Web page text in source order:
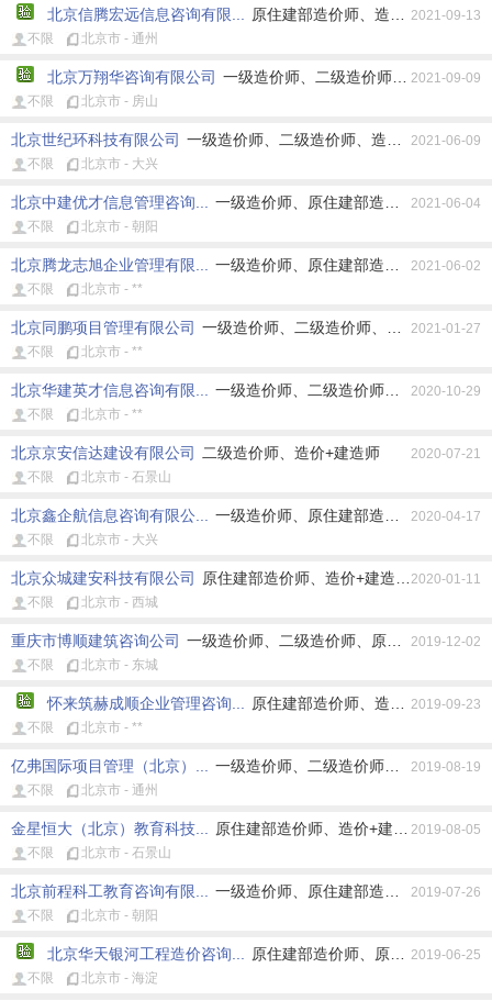
北京信腾宏远信息咨询有限... 原住建部造价师、造价+建造师
2021-09-13
不限
北京市 - 通州
北京万翔华咨询有限公司 一级造价师、二级造价师、原住建部
2021-09-09
不限
北京市 - 房山
北京世纪环科技有限公司 一级造价师、二级造价师、造价+建造师、造
2021-06-09
不限
北京市 - 大兴
北京中建优才信息管理咨询... 一级造价师、原住建部造价师、原水利
2021-06-04
不限
北京市 - 朝阳
北京腾龙志旭企业管理有限... 一级造价师、原住建部造价师、其它造
2021-06-02
不限
北京市 - **
北京同鹏项目管理有限公司 一级造价师、二级造价师、原住建部造价
2021-01-27
不限
北京市 - **
北京华建英才信息咨询有限... 一级造价师、二级造价师、原住建部造
2020-10-29
不限
北京市 - **
北京京安信达建设有限公司 二级造价师、造价+建造师
2020-07-21
不限
北京市 - 石景山
北京鑫企航信息咨询有限公... 一级造价师、原住建部造价师、原造价
2020-04-17
不限
北京市 - 大兴
北京众城建安科技有限公司 原住建部造价师、造价+建造师、造价+监
2020-01-11
不限
北京市 - 西城
重庆市博顺建筑咨询公司 一级造价师、二级造价师、原住建部造价师
2019-12-02
不限
北京市 - 东城
怀来筑赫成顺企业管理咨询... 原住建部造价师、造价+建造师、
2019-09-23
不限
北京市 - **
亿弗国际项目管理（北京）... 一级造价师、二级造价师、原造价员、
2019-08-19
不限
北京市 - 通州
金星恒大（北京）教育科技... 原住建部造价师、造价+建造师、造价+
2019-08-05
不限
北京市 - 石景山
北京前程科工教育咨询有限... 一级造价师、原住建部造价师、造价+建
2019-07-26
不限
北京市 - 朝阳
北京华天银河工程造价咨询... 原住建部造价师、原水利部造价师
2019-06-25
不限
北京市 - 海淀